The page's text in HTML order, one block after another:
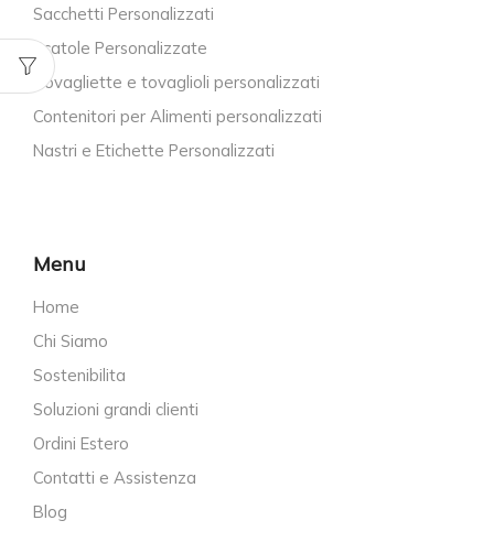
Sacchetti Personalizzati
Scatole Personalizzate
Tovagliette e tovaglioli personalizzati
Contenitori per Alimenti personalizzati
Nastri e Etichette Personalizzati
Menu
Home
Chi Siamo
Sostenibilita
Soluzioni grandi clienti
Ordini Estero
Contatti e Assistenza
Blog